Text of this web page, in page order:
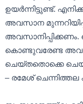
ഉയർന്നിട്ടുണ്ട്.
അവസാന
കൊണ്ടുവരേണ്ട
ചെയ്തതൊക്കെ
– രമേശ്